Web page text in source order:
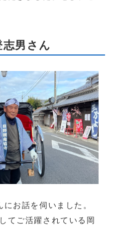
男さん
お話を伺いました。
てご活躍されている岡